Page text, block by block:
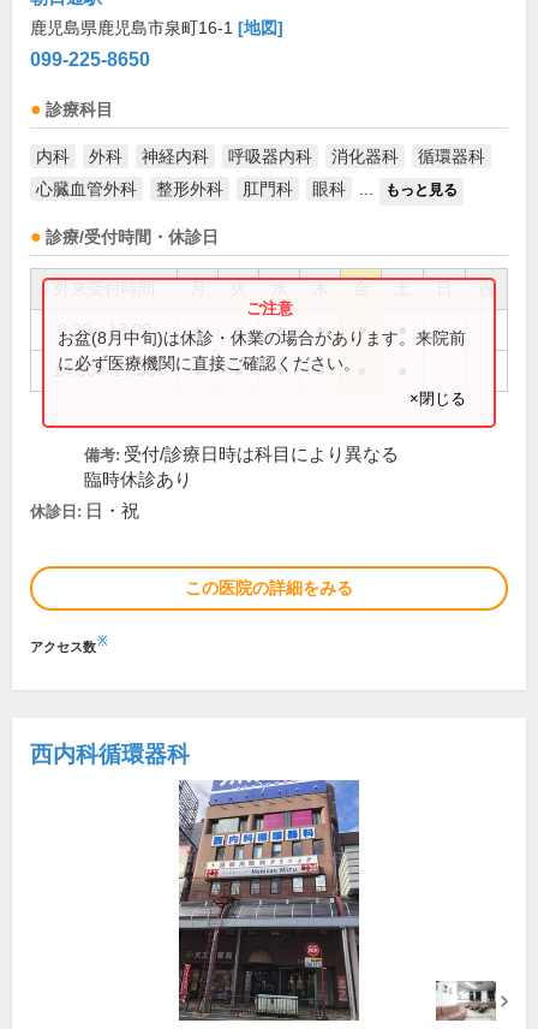
鹿児島県鹿児島市泉町16-1 [地図]
099-225-8650
診療科目
内科 外科 神経内科 呼吸器内科 消化器科
循環器科
心臓血管外科
整形外科 肛門科 眼科 もっと見る
診療/受付時間・休診日
祝
8:30～13:00 ● ● ● ● ●
14:00～17:30 ● ● ● ●
お盆(8月中旬)は休診・休業の場合があります。来院前
に必ず医療機関に直接ご確認ください。
×閉じる
備考: 受付/診療日時は科目により異なる
臨時休診あり
休診日: 日・祝
この医院の詳細をみる
アクセス数※
西内科循環器科